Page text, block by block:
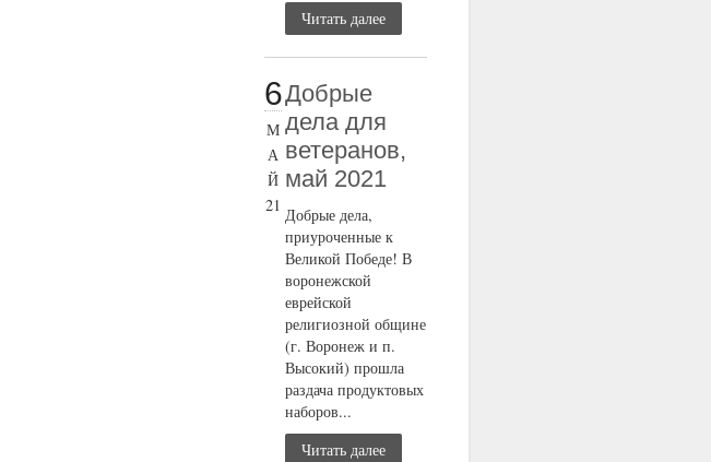
Читать далее
6
М
А
Й
21
Добрые
дела для
ветеранов,
май 2021
Добрые дела,
приуроченные к
Великой Победе! В
воронежской
еврейской
религиозной общине
(г. Воронеж и п.
Высокий) прошла
раздача продуктовых
наборов...
Читать далее